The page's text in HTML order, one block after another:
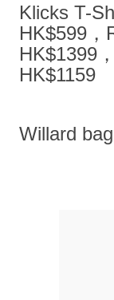
Klicks T-
HK$599，
HK$1399
HK$1159
Willard